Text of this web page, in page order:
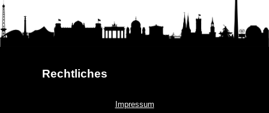
Rechtliches
Impressum